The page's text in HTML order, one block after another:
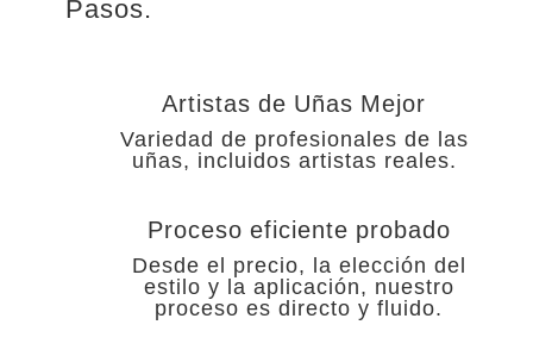
Artistas de Uñas Mejor
Variedad de profesionales de las
uñas, incluidos artistas reales.
Proceso eficiente probado
Desde el precio, la elección del
estilo y la aplicación, nuestro
proceso es directo y fluido.